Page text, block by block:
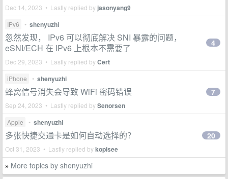
Dec 14, 2023 • Lastly replied by jasonyang9
IPv6 • shenyuzhi
忽然发现， IPv6 可以彻底解决 SNI 暴露的问题，
eSNI/ECH 在 IPv6 上根本不需要了
Dec 29, 2023 • Lastly replied byCert
4
iPhone • shenyuzhi
蜂窝信号消失会导致 WiFi 密码错误
Sep 24, 2023 • Lastly replied bySenorsen
7
Apple • shenyuzhi
多张快捷交通卡是如何自动选择的？
Oct 31, 2023 • Lastly replied bykopisee
20
» More topics by shenyuzhi